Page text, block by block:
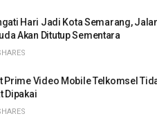
Hari Jadi Kota Semarang,
Akan Ditutup Sementara
Prime Video Mobile Telkomsel
Dipakai